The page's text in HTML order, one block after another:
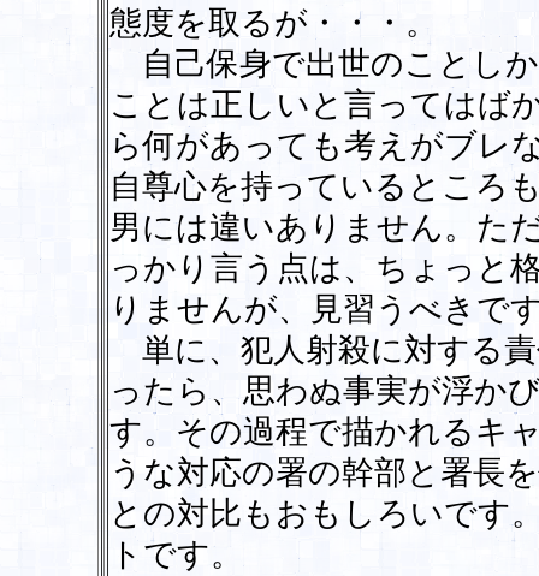
態度を取るが・・・。
自己保身で出世のことし
ことは正しいと言ってはば
ら何があっても考えがブレ
自尊心を持っているところ
男には違いありません。た
っかり言う点は、ちょっと
りませんが、見習うべきで
単に、犯人射殺に対する
ったら、思わぬ事実が浮か
す。その過程で描かれるキ
うな対応の署の幹部と署長
との対比もおもしろいです
トです。